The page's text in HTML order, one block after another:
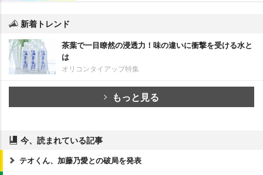
新着トレンド
茶葉で一目瞭然の浸透力！味の違いに衝撃を受ける水と
は
オリコンタイアップ特集
もっと見る
今、読まれている記事
テオくん、加藤乃愛との破局を発表